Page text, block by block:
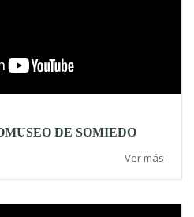
DE SOMIEDO
Ver más